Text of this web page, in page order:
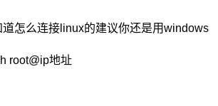
道怎么连接 linux的建议你还是用windows
root@ip地址